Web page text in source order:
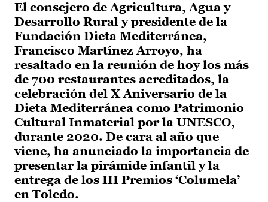
El consejero de Agricultura, Agua y
Desarrollo Rural y presidente de la
Fundación Dieta Mediterránea,
Francisco Martínez Arroyo, ha
resaltado en la reunión de hoy los más
de 700 restaurantes acreditados, la
celebración del X Aniversario de la
Dieta Mediterránea como Patrimonio
Cultural Inmaterial por la UNESCO,
durante 2020. De cara al año que
viene, ha anunciado la importancia de
presentar la pirámide infantil y la
entrega de los III Premios ‘Columela’
en Toledo.